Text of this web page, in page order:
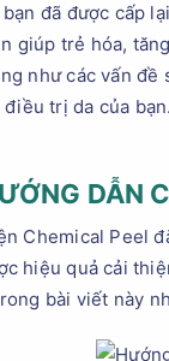
đã được cấp
giúp trẻ hóa,
như các vấn
trị da của
DẪN
Chemical Peel
hiệu quả cải
bài viết này